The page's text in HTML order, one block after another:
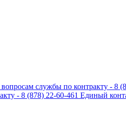
службы по контракту - 8
- 8 (878) 22-60-461 Единый